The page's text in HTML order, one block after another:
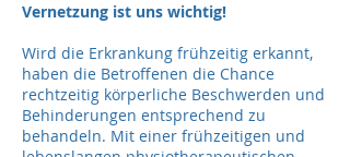
Vernetzung ist uns wichtig!
Wird die Erkrankung frühzeitig erkannt,
haben die Betroffenen die Chance
rechtzeitig körperliche Beschwerden und
Behinderungen entsprechend zu
behandeln. Mit einer frühzeitigen und